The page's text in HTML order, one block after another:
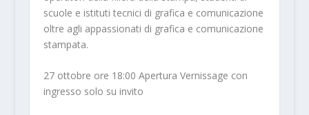
scuole e istituti tecnici di grafica e comunicazione
oltre agli appassionati di grafica e comunicazione
stampata.
27 ottobre ore 18:00 Apertura Vernissage con
ingresso solo su invito